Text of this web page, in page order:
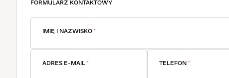
FORMULARZ KONTAKTOWY
IMIĘ I NAZWISKO *
ADRES E-MAIL * TELEFON *